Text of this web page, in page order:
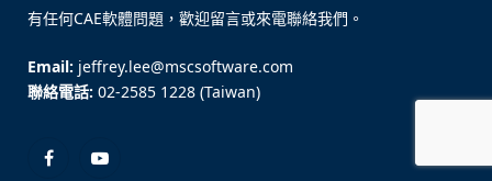
有任何CAE軟體問題，歡迎留言或來電聯絡我們。
Email: jeffrey.lee@mscsoftware.com
聯絡電話: 02-2585 1228 (Taiwan)
FacebookYouTube